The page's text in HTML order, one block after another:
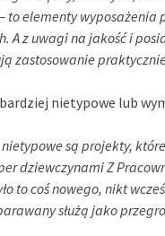
to elementy
A z uwagi na jakość i
zastosowanie
nietypowe lub
są projekty,
dziewczynami Z
to coś nowego, nikt
służą jako